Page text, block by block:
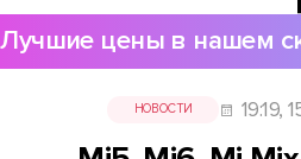
Лучшие цены в нашем
НОВОСТИ 19:19,